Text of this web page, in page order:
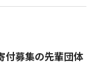
付募集の先輩団体